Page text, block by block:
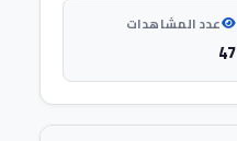
عدد المشاهدات
47